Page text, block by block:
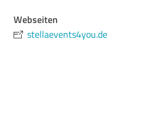
Webseiten
stellaevents4you.de